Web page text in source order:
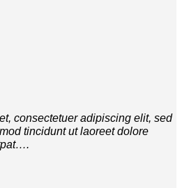
consectetuer adipiscing elit, sed
tincidunt ut laoreet dolore